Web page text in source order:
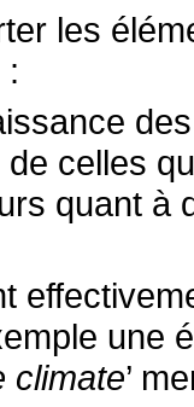
les
:
celles
quant à
une
climate’